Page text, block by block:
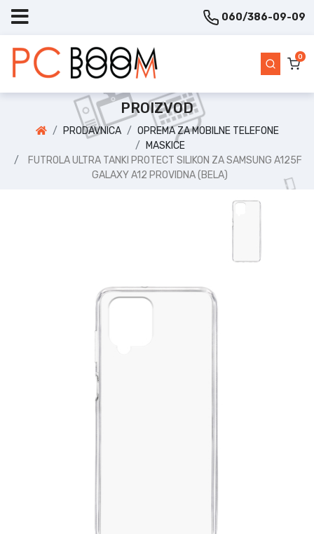
060/386-09-09
0
PROIZVOD
PRODAVNICA
OPREMA ZA MOBILNE TELEFONE
MASKICE
FUTROLA ULTRA TANKI PROTECT SILIKON ZA SAMSUNG A125F
GALAXY A12 PROVIDNA (BELA)